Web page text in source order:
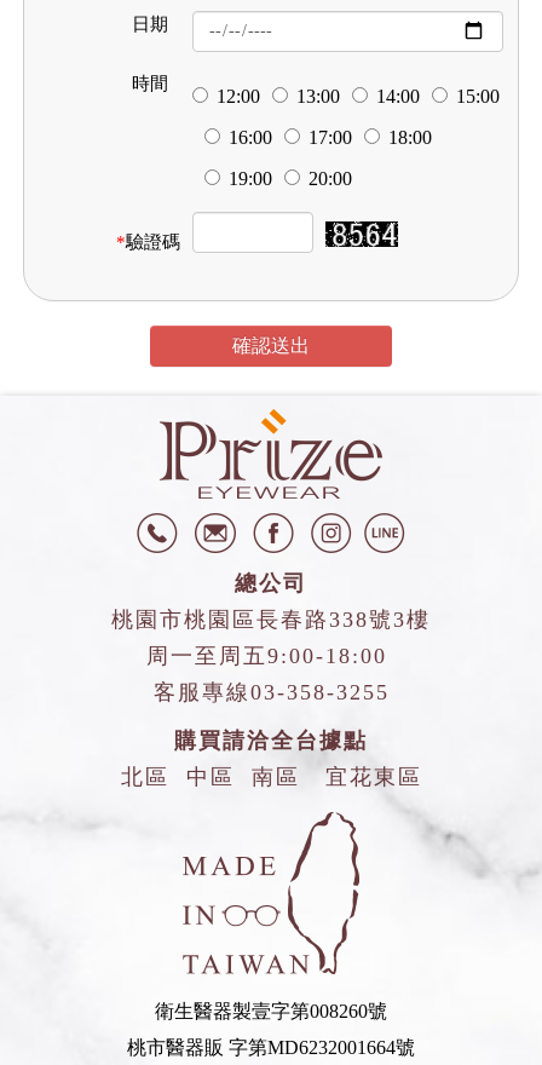
日期
時間
12:00 13:00 14:00
15:00
16:00
17:00
18:00
19:00
20:00
*驗證碼
確認送出
總公司
桃園市桃園區長春路338號3樓
周一至周五9:00-18:00
客服專線03-358-3255
購買請洽全台據點
北區
中區 南區 宜花東區
衛生醫器製壹字第008260號
桃市醫器販 字第MD6232001664號